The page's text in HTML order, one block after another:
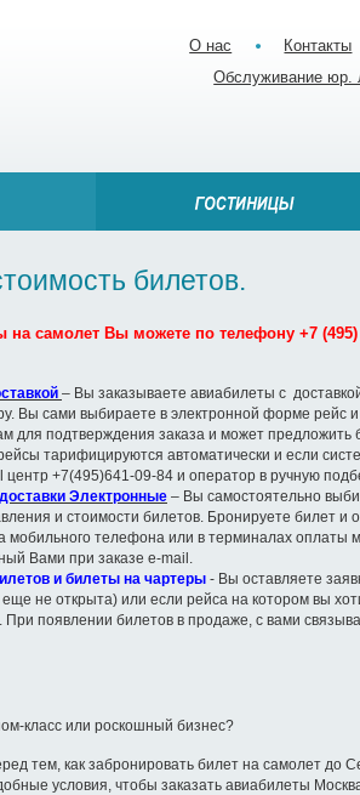
О нас Контакты
Обслуживание юр.
билетов.
на самолет Вы можете по телефону +7
– Вы заказываете авиабилеты с
Вы сами выбираете в электронной форме рейс
для подтверждения заказа и может
тарифицируются автоматически и если
центр +7(495)641-09-84 и оператор в ручную
Электронные – Вы самостоятельно
и стоимости билетов. Бронируете билет и
мобильного телефона или в терминалах оплаты
Вами при заказе e-mail.
и билеты на чартеры - Вы оставляете
не открыта) или если рейса на котором вы
появлении билетов в продаже, с вами
класс или роскошный бизнес?
тем, как забронировать билет на самолет до
условия, чтобы заказать авиабилеты